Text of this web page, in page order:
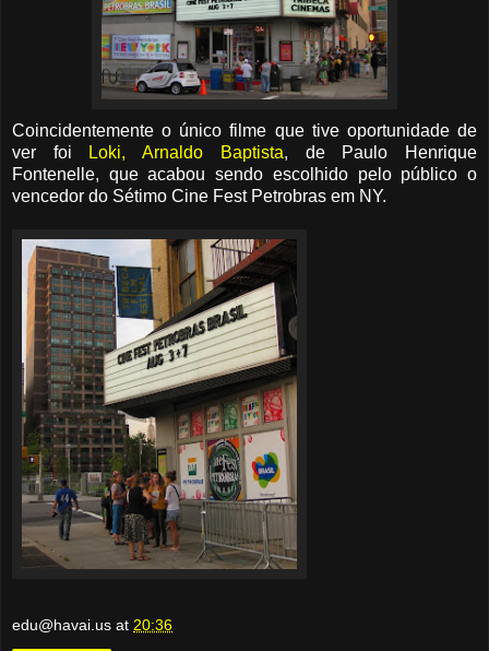
Coincidentemente o único filme que tive oportunidade de
ver foi
Loki, Arnaldo Baptista, de Paulo Henrique
Fontenelle, que acabou sendo escolhido pelo público o
vencedor do Sétimo Cine Fest Petrobras em NY.
edu@havai.us at 20:36